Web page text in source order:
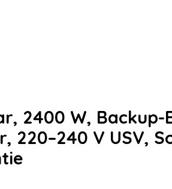
2400 W,
220–240 V USV,